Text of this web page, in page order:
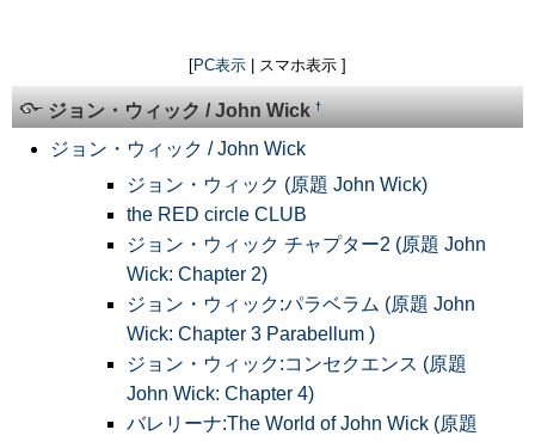
[PC表示 | スマホ表示 ]
ジョン・ウィック / John Wick†
ジョン・ウィック / John Wick
ジョン・ウィック (原題 John Wick)
the RED circle CLUB
ジョン・ウィック チャプター2 (原題 John
Wick: Chapter 2)
ジョン・ウィック:パラベラム (原題 John
Wick: Chapter 3 Parabellum )
ジョン・ウィック:コンセクエンス (原題
John Wick: Chapter 4)
バレリーナ:The World of John Wick (原題